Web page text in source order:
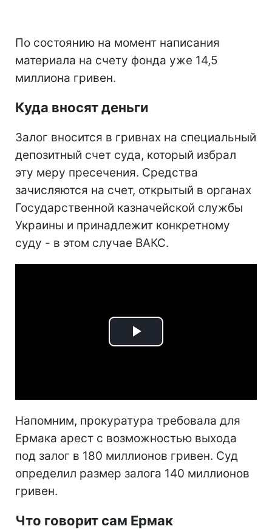
По состоянию на момент написания
материала на счету фонда уже 14,5
миллиона гривен.
Куда вносят деньги
Залог вносится в гривнах на специальный
депозитный счет суда, который избрал
эту меру пресечения. Средства
зачисляются на счет, открытый в органах
Государственной казначейской службы
Украины и принадлежит конкретному
суду - в этом случае ВАКС.
Play
Напомним, прокуратура требовала для
Ермака арест с возможностью выхода
под залог в 180 миллионов гривен. Суд
определил размер залога 140 миллионов
гривен.
Что говорит сам Ермак